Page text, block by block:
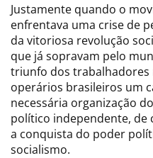
Justamente quando o
enfrentava uma crise de
da vitoriosa revolução
que já sopravam pelo
triunfo dos trabalhadores
operários brasileiros um
necessária organização
político independente, de
a conquista do poder
socialismo.